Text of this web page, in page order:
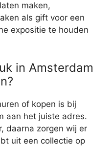
maken,
als gift voor een
expositie te houden
in Amsterdam
of kopen is bij
aan het juiste adres.
daarna zorgen wij er
uit een collectie op